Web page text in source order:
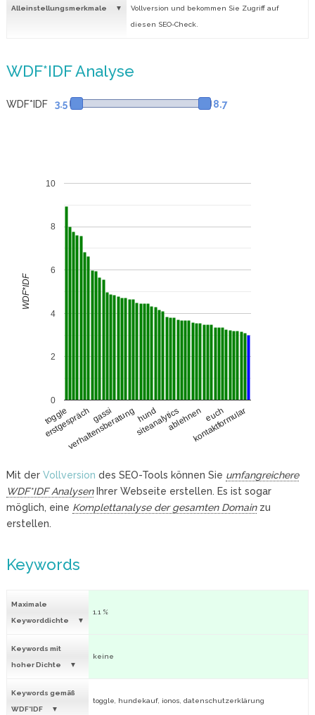
Alleinstellungsmerkmale Vollversion und bekommen Sie Zugriff auf
diesen SEO-Check.
WDF*IDF Analyse
WDF*IDF 3.5 8.7
toggle
erstgespräch gassi
verhaltensberatunghund
siteanalyticsablehnen euch
kontaktformular
0
2
4
6
8
10
WDF*IDF
Mit der Vollversion des SEO-Tools können Sie umfangreichere
WDF*IDF AnalysenIhrer Webseite erstellen. Es ist sogar
möglich, eine Komplettanalyse der gesamten Domainzu
erstellen.
Keywords
Maximale
Keyworddichte
1.1 %
Keywords mit
hoher Dichte
keine
Keywords gemäß
WDF*IDF
toggle, hundekauf, ionos, datenschutzerklärung